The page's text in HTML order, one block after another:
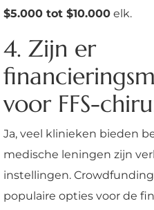
$5.000 tot $10.000 elk.
4. Zijn er
voor FFS-
Ja, veel klinieken bieden
medische leningen zijn
instellingen.
populaire opties voor de